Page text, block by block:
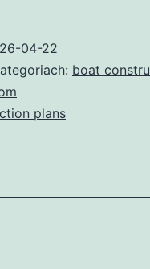
04-22
boat
plans